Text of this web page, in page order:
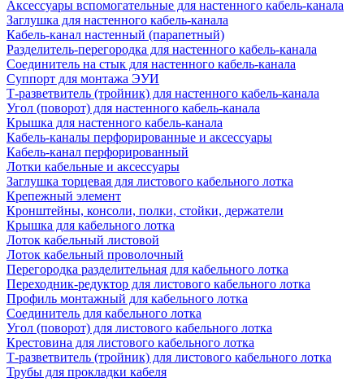
Аксессуары вспомогательные для настенного кабель-канала
Заглушка для настенного кабель-канала
Кабель-канал настенный (парапетный)
Разделитель-перегородка для настенного кабель-канала
Соединитель на стык для настенного кабель-канала
Суппорт для монтажа ЭУИ
Т-разветвитель (тройник) для настенного кабель-канала
Угол (поворот) для настенного кабель-канала
Крышка для настенного кабель-канала
Кабель-каналы перфорированные и аксессуары
Кабель-канал перфорированный
Лотки кабельные и аксессуары
Заглушка торцевая для листового кабельного лотка
Крепежный элемент
Кронштейны, консоли, полки, стойки, держатели
Крышка для кабельного лотка
Лоток кабельный листовой
Лоток кабельный проволочный
Перегородка разделительная для кабельного лотка
Переходник-редуктор для листового кабельного лотка
Профиль монтажный для кабельного лотка
Соединитель для кабельного лотка
Угол (поворот) для листового кабельного лотка
Крестовина для листового кабельного лотка
Т-разветвитель (тройник) для листового кабельного лотка
Трубы для прокладки кабеля